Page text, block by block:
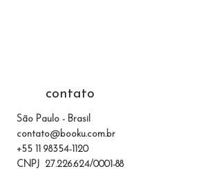
contato
São Paulo - Brasil
contato@booku.com.br
+55 11 98354-1120
CNPJ 27.226.624/0001-88